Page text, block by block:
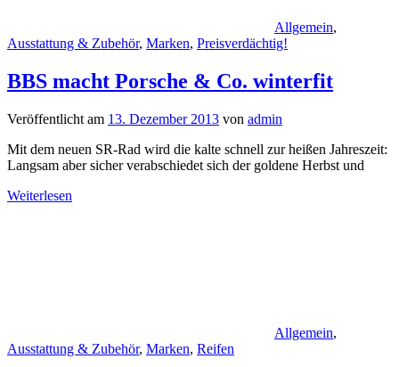
Allgemein,
Ausstattung & Zubehör, Marken, Preisverdächtig!
BBS macht Porsche & Co. winterfit
Veröffentlicht am 13. Dezember 2013 von admin
Mit dem neuen SR-Rad wird die kalte schnell zur heißen Jahreszeit:
Langsam aber sicher verabschiedet sich der goldene Herbst und
Weiterlesen
Allgemein,
Ausstattung & Zubehör, Marken, Reifen